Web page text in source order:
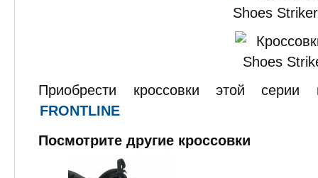
Приобрести кроссовки этой
FRONTLINE
Посмотрите другие кроссовки